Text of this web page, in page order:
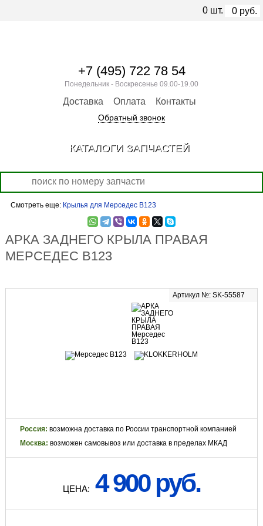
Смотреть еще: Крылья для Мерседес В123
АРКА ЗАДНЕГО КРЫЛА ПРАВАЯ
МЕРСЕДЕС В123
Артикул №: SK-55587
Россия: возможна доставка по России транспортной компанией
Москва: возможен самовывоз или доставка в пределах МКАД
ЦЕНА: 4 900 руб.
+7 (495) 722 78 54
Понедельник - Воскресенье 09.00-19.00
Доставка Оплата Контакты
Обратный звонок
0 шт. 0 руб.
КАТАЛОГИ ЗАПЧАСТЕЙ